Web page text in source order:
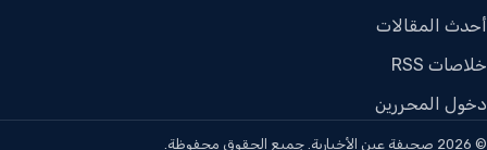
أحدث المقالات
خلاصات RSS
دخول المحررين
© 2026 صحيفة عين الأخبارية. جميع الحقوق محفوظة.